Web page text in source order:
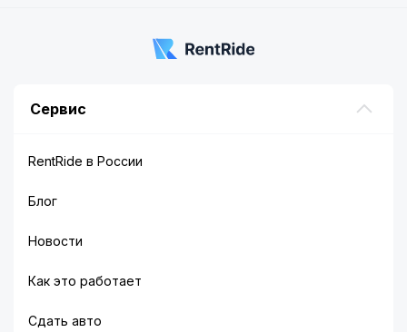
Сервис
RentRide в России
Блог
Новости
Как это работает
Сдать авто